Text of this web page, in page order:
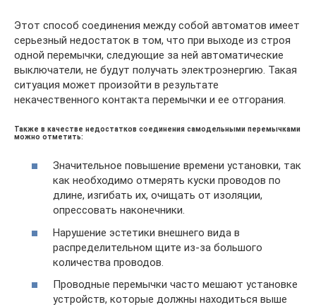
Этот способ соединения между собой автоматов имеет
серьезный недостаток в том, что при выходе из строя
одной перемычки, следующие за ней автоматические
выключатели, не будут получать электроэнергию. Такая
ситуация может произойти в результате
некачественного контакта перемычки и ее отгорания.
Также в качестве недостатков соединения самодельными перемычками
можно отметить:
Значительное повышение времени установки, так
как необходимо отмерять куски проводов по
длине, изгибать их, очищать от изоляции,
опрессовать наконечники.
Нарушение эстетики внешнего вида в
распределительном щите из-за большого
количества проводов.
Проводные перемычки часто мешают установке
устройств, которые должны находиться выше